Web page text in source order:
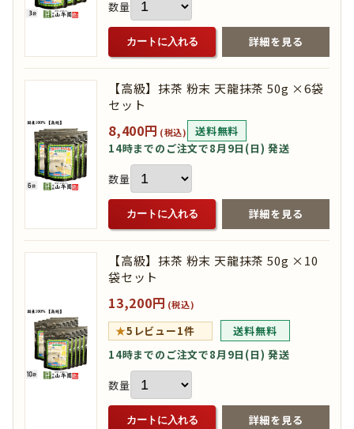
数量
カートに入れる 詳細を見る
【高級】抹茶 粉末 天龍抹茶 50g ×6袋
セット
8,400円 (税込)
送料無料
14時までのご注文で8月9日(日) 発送
数量
カートに入れる 詳細を見る
【高級】抹茶 粉末 天龍抹茶 50g ×10
袋セット
13,200円 (税込)
★5 レビュー1件
送料無料
14時までのご注文で8月9日(日) 発送
数量
カートに入れる 詳細を見る